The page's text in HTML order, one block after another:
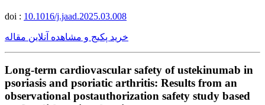
doi : 10.1016/j.jaad.2025.03.008
خرید پکیج و مشاهده آنلاین مقاله
Long-term cardiovascular safety of ustekinumab in
psoriasis and psoriatic arthritis: Results from an
observational postauthorization safety study based